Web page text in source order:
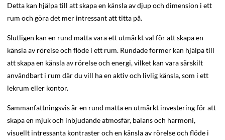
Detta kan hjälpa till att skapa en känsla av djup och dimension i ett
rum och göra det mer intressant att titta på.
Slutligen kan en rund matta vara ett utmärkt val för att skapa en
känsla av rörelse och flöde i ett rum. Rundade former kan hjälpa till
att skapa en känsla av rörelse och energi, vilket kan vara särskilt
användbart i rum där du vill ha en aktiv och livlig känsla, som i ett
lekrum eller kontor.
Sammanfattningsvis är en rund matta en utmärkt investering för att
skapa en mjuk och inbjudande atmosfär, balans och harmoni,
visuellt intressanta kontraster och en känsla av rörelse och flöde i